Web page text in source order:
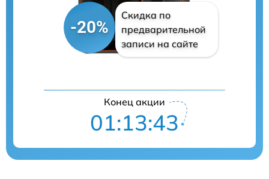
-20%
Скидка по
предварительной
записи на сайте
Конец акции
01:13:42